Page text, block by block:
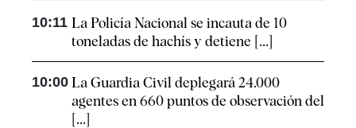
10:11 La Policía Nacional se incauta de 10
toneladas de hachís y detiene [...]
10:00 La Guardia Civil deplegará 24.000
agentes en 660 puntos de observación del
[...]